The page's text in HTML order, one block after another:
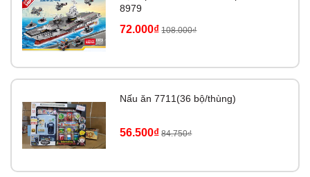
8979
72.000₫ 108.000₫
Nấu ăn 7711(36 bộ/thùng)
56.500₫ 84.750₫